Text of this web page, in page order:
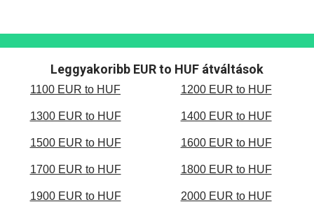
Leggyakoribb EUR to HUF átváltások
1100 EUR to HUF 1200 EUR to HUF
1300 EUR to HUF 1400 EUR to HUF
1500 EUR to HUF 1600 EUR to HUF
1700 EUR to HUF 1800 EUR to HUF
1900 EUR to HUF 2000 EUR to HUF